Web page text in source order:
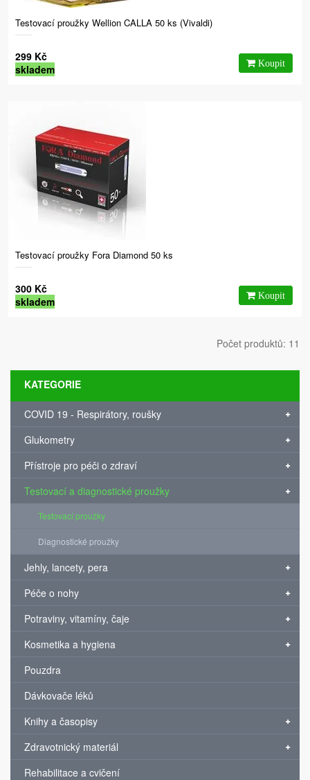
Testovací proužky Wellion CALLA 50 ks (Vivaldi)
299 Kč
skladem
Testovací proužky Fora Diamond 50 ks
300 Kč
skladem
Počet produktů: 11
KATEGORIE
COVID 19 - Respirátory, roušky
Glukometry
Přístroje pro péči o zdraví
Testovací a diagnostické proužky
Testovací proužky
Diagnostické proužky
Jehly, lancety, pera
Péče o nohy
Potraviny, vitamíny, čaje
Kosmetika a hygiena
Pouzdra
Dávkovače léků
Knihy a časopisy
Zdravotnický materiál
Rehabilitace a cvičení